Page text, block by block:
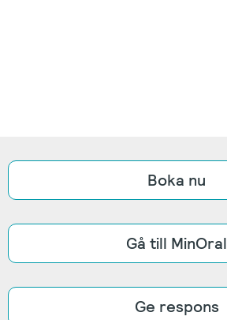
Boka nu
Gå till MinOral
Ge respons